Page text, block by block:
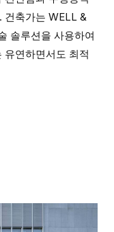
. 건축가는 WELL &
솔루션을 사용하여
유연하면서도 최적